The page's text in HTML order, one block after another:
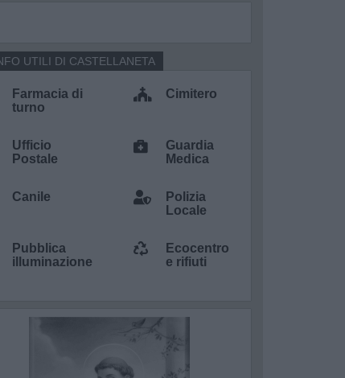
Farmacia di
turno
Cimitero
Ufficio
Postale
Guardia
Medica
Canile
Polizia
Locale
Pubblica
illuminazione
Ecocentro
e rifiuti
UTILI DI CASTELLANETA